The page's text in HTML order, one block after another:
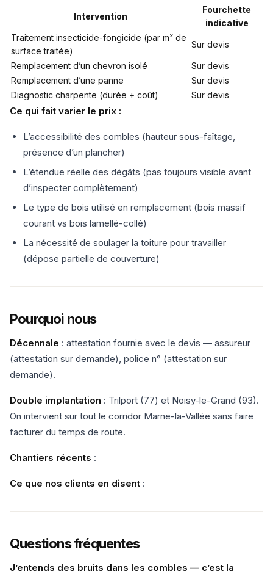
Intervention
Fourchette
indicative
Traitement insecticide-fongicide (par m² de
surface traitée)
Sur devis
Remplacement d’un chevron isolé
Sur devis
Remplacement d’une panne
Sur devis
Diagnostic charpente (durée + coût)
Sur devis
Ce qui fait varier le prix :
L’accessibilité des combles (hauteur sous-faîtage,
présence d’un plancher)
L’étendue réelle des dégâts (pas toujours visible avant
d’inspecter complètement)
Le type de bois utilisé en remplacement (bois massif
courant vs bois lamellé-collé)
La nécessité de soulager la toiture pour travailler
(dépose partielle de couverture)
Pourquoi nous
Décennale : attestation fournie avec le devis — assureur
(attestation sur demande), police n° (attestation sur
demande).
Double implantation : Trilport (77) et Noisy-le-Grand (93).
On intervient sur tout le corridor Marne-la-Vallée sans faire
facturer du temps de route.
Chantiers récents :
Ce que nos clients en disent :
Questions fréquentes
J’entends des bruits dans les combles — c’est la